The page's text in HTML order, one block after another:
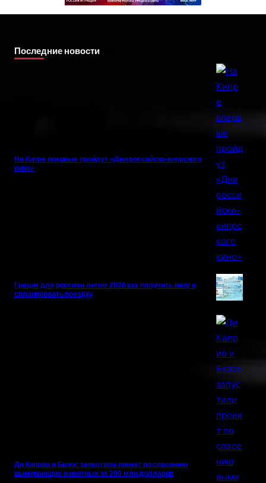
Последние новости
На Кипре впервые пройдут «Дни российско-кипрского
кино»
Греция для россиян летом 2026 как получить визу и
спланировать поездку
Ди Каприо и Безос запустили проект по спасению
вымирающих животных за 200 млн долларов